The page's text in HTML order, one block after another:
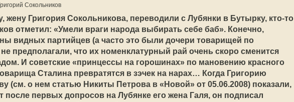
Сокольников
жену Григория Сокольникова, переводили с Лубянки в Бутырку, кто-то
отметил: «Умели враги народа выбирать себе баб». Конечно,
видных партийцев (а часто это были дочери товарищей по
предполагали, что их номенклатурный рай очень скоро сменится
И советские «принцессы на горошинах» по мановению красного
Сталина превратятся в зэчек на нарах… Когда Григорию
(см. о нем статью Никиты Петрова в «Новой» от 05.06.2008) показали,
после первых допросов на Лубянке его жена Галя, он подписал